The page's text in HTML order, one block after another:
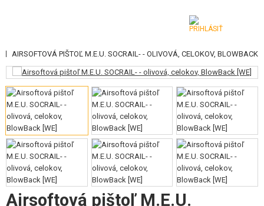
KATEGÓRIE
AIRSOFTOVÉ ZBRANE
VZDUCHOVÉ ZBRANE, PRAKY
GRANÁTOMETY, GRANÁTY
GULIČKY, PLYN
AKUMULÁTORY, NABÍJAČKY
| AIRSOFTOVÁ PIŠTOĽ M.E.U. SOCRAIL- - OLIVOVÁ, CELOKOV, BLOWBACK
Airsoftová pištoľ M.E.U.